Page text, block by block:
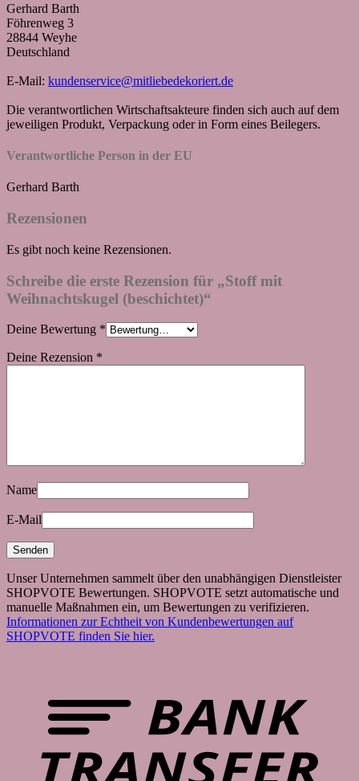
Gerhard Barth
Föhrenweg 3
28844 Weyhe
Deutschland
E-Mail: kundenservice@mitliebedekoriert.de
Die verantwortlichen Wirtschaftsakteure finden sich auch auf dem
jeweiligen Produkt, Verpackung oder in Form eines Beilegers.
Verantwortliche Person in der EU
Gerhard Barth
Rezensionen
Es gibt noch keine Rezensionen.
Schreibe die erste Rezension für „Stoff mit
Weihnachtskugel (beschichtet)“
Deine Bewertung *
Deine Rezension *
Name
E-Mail
Unser Unternehmen sammelt über den unabhängigen Dienstleister
SHOPVOTE Bewertungen. SHOPVOTE setzt automatische und
manuelle Maßnahmen ein, um Bewertungen zu verifizieren.
Informationen zur Echtheit von Kundenbewertungen auf
SHOPVOTE finden Sie hier.